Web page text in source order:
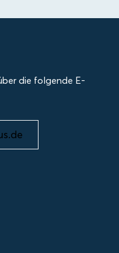
die folgende E-